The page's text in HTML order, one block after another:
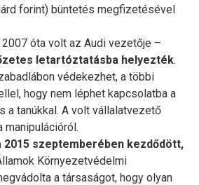
forint) büntetés megfizetésével
óta volt az Audi vezetője –
letartóztatásba helyezték.
védekezhet, a többi
hogy nem léphet kapcsolatba a
a tanúkkal. A volt vállalatvezető
manipulációról.
2015 szeptemberében kezdődött,
Környezetvédelmi
a társaságot, hogy olyan